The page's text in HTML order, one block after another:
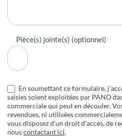
Pièce(s) jointe(s) (optionnel)
En soumettant ce formulaire,
saisies soient exploitées par PANO
commerciale qui peut en découler.
revendues, ni utilisées
vous disposez d’un droit d’accès, de
nouscontactant ici.